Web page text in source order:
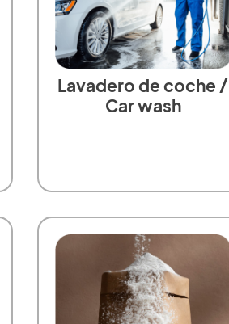
Lavadero de coche /
Car wash